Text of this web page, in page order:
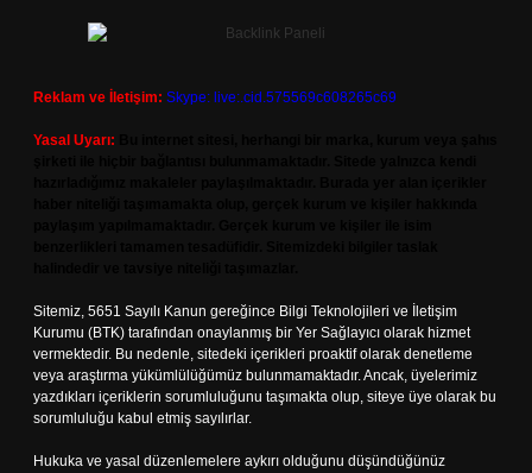
Reklam ve İletişim: Skype: live:.cid.575569c608265c69
Yasal Uyarı:
Sitemiz, 5651 Sayılı Kanun gereğince Bilgi Teknolojileri ve İletişim
Kurumu (BTK) tarafından onaylanmış bir Yer Sağlayıcı olarak hizmet
vermektedir. Bu nedenle, sitedeki içerikleri proaktif olarak denetleme
veya araştırma yükümlülüğümüz bulunmamaktadır. Ancak, üyelerimiz
yazdıkları içeriklerin sorumluluğunu taşımakta olup, siteye üye olarak bu
sorumluluğu kabul etmiş sayılırlar.
Hukuka ve yasal düzenlemelere aykırı olduğunu düşündüğünüz